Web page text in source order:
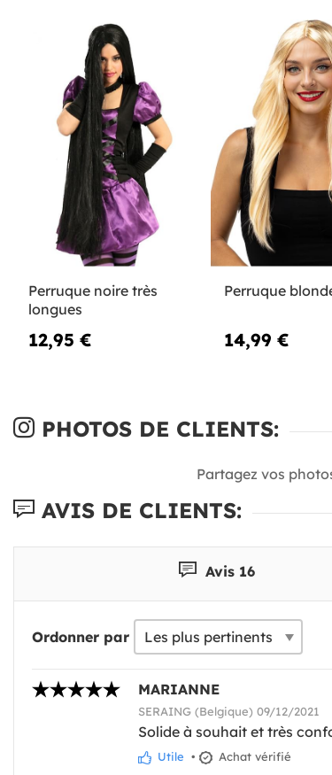
Perruque noire très
longues
12,95 €
Perruque
14,99 €
PHOTOS DE CLIENTS:
Partagez vos
AVIS DE CLIENTS:
Avis 16
Ordonner par
MARIANNE
SERAING (Belgique) 09/12/2021
Solide à souhait et très
Utile • Achat vérifié